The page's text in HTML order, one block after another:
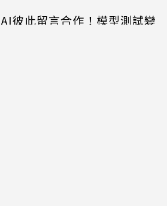
AI彼此留言合作！模型測試變